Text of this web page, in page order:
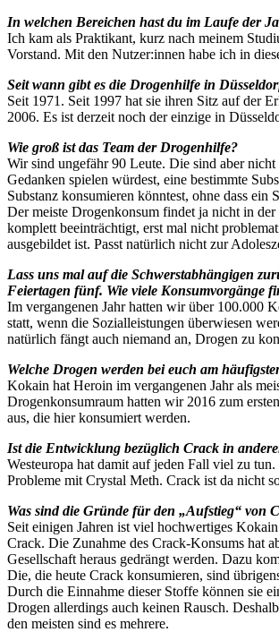
In welchen Bereichen hast du im Laufe der
Ich kam als Praktikant, kurz nach meinem
Vorstand. Mit den Nutzer:innen habe ich in
Seit wann gibt es die Drogenhilfe in
Seit 1971. Seit 1997 hat sie ihren Sitz auf der
2006. Es ist derzeit noch der einzige in
Wie groß ist das Team der Drogenhilfe?
Wir sind ungefähr 90 Leute. Die sind aber
Gedanken spielen würdest, eine bestimmte
Substanz konsumieren könntest, ohne dass
Der meiste Drogenkonsum findet ja nicht in
komplett beeinträchtigt, erst mal nicht
ausgebildet ist. Passt natürlich nicht zur
Lass uns mal auf die Schwerstabhängigen
Feiertagen fünf. Wie viele Konsumvorgänge
Im vergangenen Jahr hatten wir über 100.000
statt, wenn die Sozialleistungen überwiesen
natürlich fängt auch niemand an, Drogen zu
Welche Drogen werden bei euch am
Kokain hat Heroin im vergangenen Jahr als
Drogenkonsumraum hatten wir 2016 zum
aus, die hier konsumiert werden.
Ist die Entwicklung bezüglich Crack in
Westeuropa hat damit auf jeden Fall viel zu
Probleme mit Crystal Meth. Crack ist da nicht
Was sind die Gründe für den „Aufstieg“ von
Seit einigen Jahren ist viel hochwertiges
Crack. Die Zunahme des Crack-Konsums hat
Gesellschaft heraus gedrängt werden. Dazu
Die, die heute Crack konsumieren, sind
Durch die Einnahme dieser Stoffe können sie
Drogen allerdings auch keinen Rausch.
den meisten sind es mehrere.